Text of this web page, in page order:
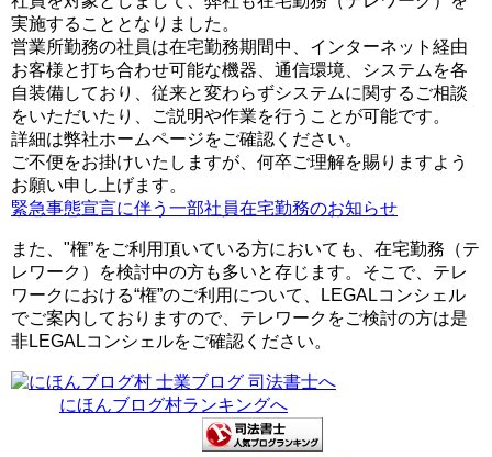
実施することとなりました。
営業所勤務の社員は在宅勤務期間中、インターネット経由
お客様と打ち合わせ可能な機器、通信環境、システムを各
自装備しており、従来と変わらずシステムに関するご相談
をいただいたり、ご説明や作業を行うことが可能です。
詳細は弊社ホームページをご確認ください。
ご不便をお掛けいたしますが、何卒ご理解を賜りますよう
お願い申し上げます。
緊急事態宣言に伴う一部社員在宅勤務のお知らせ
また、"権”をご利用頂いている方においても、在宅勤務（テ
レワーク）を検討中の方も多いと存じます。そこで、テレ
ワークにおける“権”のご利用について、LEGALコンシェル
でご案内しておりますので、テレワークをご検討の方は是
非LEGALコンシェルをご確認ください。
にほんブログ村ランキングへ